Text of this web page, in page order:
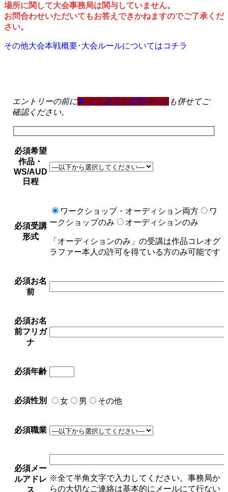
場所に関して大会事務局は関与していません。
お問合わせいただいてもお答えできかねますのでご了承くだ
さい。
その他大会本戦概要･大会ルールについてはコチラ
エントリーの前に▶ よくあるご質問ページも併せてご
確認ください。
必須希望
作品・
WS/AUD
日程
必須受講
形式
ワークショップ・オーディション両方
ワ
ークショップのみ
オーディションのみ
「オーディションのみ」の受講は作品コレオグ
ラファー本人の許可を得ている方のみ可能です
必須お名
前
必須お名
前フリガ
ナ
必須年齢
必須性別 女 男 その他
必須職業
必須メー
ルアドレ
ス
※全て半角文字で入力してください。事務局か
らの大切なご連絡は基本的にメールにて行ない